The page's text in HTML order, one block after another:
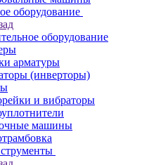
оборудование
оборудование
арматуры
(инверторы)
и вибраторы
машины